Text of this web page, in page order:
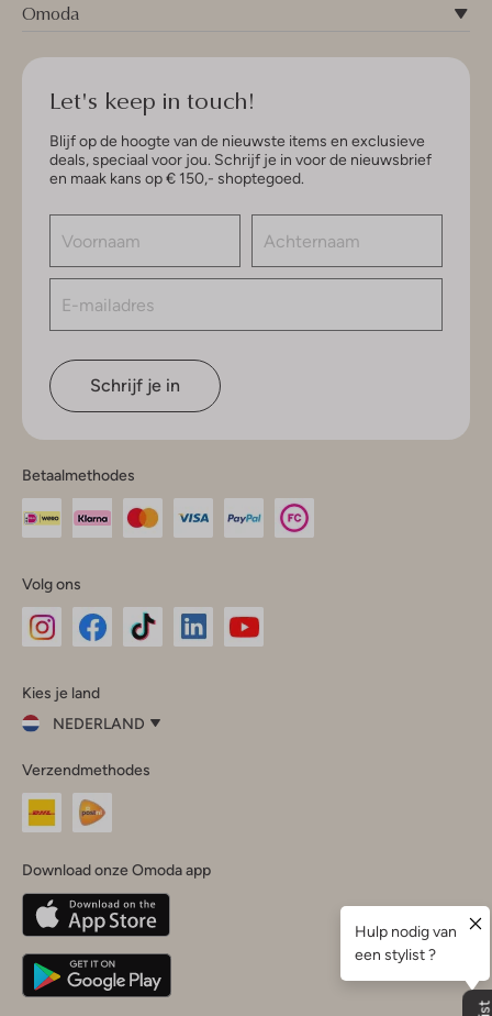
Omoda
Let's keep in touch!
Blijf op de hoogte van de nieuwste items en exclusieve
deals, speciaal voor jou. Schrijf je in voor de nieuwsbrief
en maak kans op € 150,- shoptegoed.
Schrijf je in
Betaalmethodes
Volg ons
InstagramFacebook
Kies je land
NEDERLAND
je
land
Nederland
Belgique(Français)
Deutschland
Verzendmethodes
Download onze Omoda app